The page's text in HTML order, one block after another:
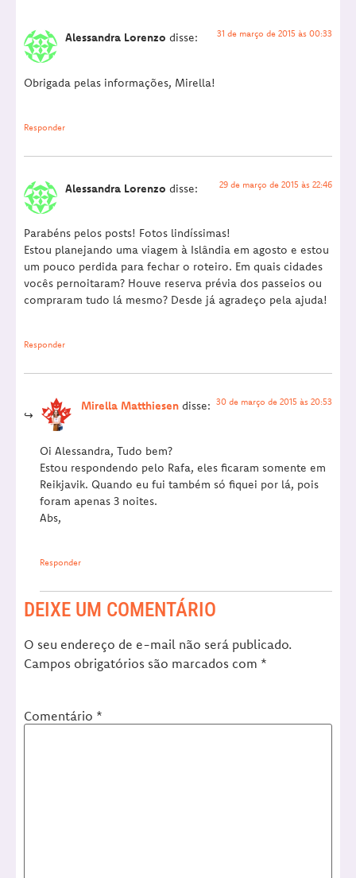
Alessandra Lorenzo disse: 31 de março de 2015 às 00:33
Obrigada pelas informações, Mirella!
Responder
Alessandra Lorenzo disse: 29 de março de 2015 às 22:46
Parabéns pelos posts! Fotos lindíssimas!
Estou planejando uma viagem à Islândia em agosto e estou
um pouco perdida para fechar o roteiro. Em quais cidades
vocês pernoitaram? Houve reserva prévia dos passeios ou
compraram tudo lá mesmo? Desde já agradeço pela ajuda!
Responder
Mirella Matthiesen disse: 30 de março de 2015 às 20:53
Oi Alessandra, Tudo bem?
Estou respondendo pelo Rafa, eles ficaram somente em
Reikjavik. Quando eu fui também só fiquei por lá, pois
foram apenas 3 noites.
Abs,
Responder
DEIXE UM COMENTÁRIO
O seu endereço de e-mail não será publicado.
Campos obrigatórios são marcados com *
Comentário *